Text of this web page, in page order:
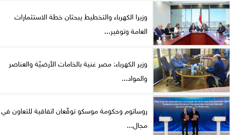
وزيرا الكهرباء والتخطيط يبحثان خطة الاستثمارات
العامة وتوفير...
وزير الكهرباء: مصر غنية بالخامات الأرضيّة والعناصر
والمواد...
روساتوم وحكومة موسكو توقّعان اتفاقية للتعاون في
مجال...